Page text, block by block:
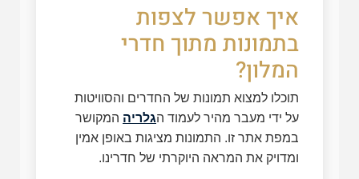
איך אפשר לצפות
בתמונות מתוך חדרי
המלון?
תוכלו למצוא תמונות של החדרים והסוויטות
על ידי מעבר מהיר לעמוד הגלריה המקושר
במפת אתר זו. התמונות מציגות באופן אמין
ומדויק את המראה היוקרתי של חדרינו.